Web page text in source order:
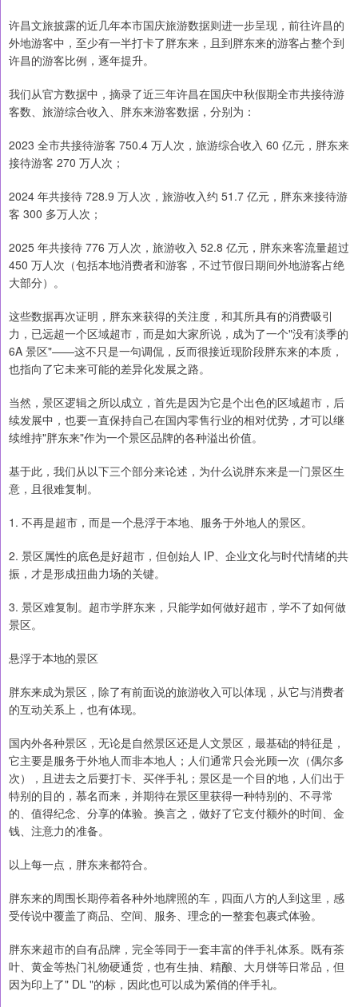
许昌文旅披露的近几年本市国庆旅游数据则进一步呈现，前往许昌的
外地游客中，至少有一半打卡了胖东来，且到胖东来的游客占整个到
许昌的游客比例，逐年提升。
我们从官方数据中，摘录了近三年许昌在国庆中秋假期全市共接待游
客数、旅游综合收入、胖东来游客数据，分别为：
2023 全市共接待游客 750.4 万人次，旅游综合收入 60 亿元，胖东来
接待游客 270 万人次；
2024 年共接待 728.9 万人次，旅游收入约 51.7 亿元，胖东来接待游
客 300 多万人次；
2025 年共接待 776 万人次，旅游收入 52.8 亿元，胖东来客流量超过
450 万人次（包括本地消费者和游客，不过节假日期间外地游客占绝
大部分）。
这些数据再次证明，胖东来获得的关注度，和其所具有的消费吸引
力，已远超一个区域超市，而是如大家所说，成为了一个"没有淡季的
6A 景区"——这不只是一句调侃，反而很接近现阶段胖东来的本质，
也指向了它未来可能的差异化发展之路。
当然，景区逻辑之所以成立，首先是因为它是个出色的区域超市，后
续发展中，也要一直保持自己在国内零售行业的相对优势，才可以继
续维持"胖东来"作为一个景区品牌的各种溢出价值。
基于此，我们从以下三个部分来论述，为什么说胖东来是一门景区生
意，且很难复制。
1. 不再是超市，而是一个悬浮于本地、服务于外地人的景区。
2. 景区属性的底色是好超市，但创始人 IP、企业文化与时代情绪的共
振，才是形成扭曲力场的关键。
3. 景区难复制。超市学胖东来，只能学如何做好超市，学不了如何做
景区。
悬浮于本地的景区
胖东来成为景区，除了有前面说的旅游收入可以体现，从它与消费者
的互动关系上，也有体现。
国内外各种景区，无论是自然景区还是人文景区，最基础的特征是，
它主要是服务于外地人而非本地人；人们通常只会光顾一次（偶尔多
次），且进去之后要打卡、买伴手礼；景区是一个目的地，人们出于
特别的目的，慕名而来，并期待在景区里获得一种特别的、不寻常
的、值得纪念、分享的体验。换言之，做好了它支付额外的时间、金
钱、注意力的准备。
以上每一点，胖东来都符合。
胖东来的周围长期停着各种外地牌照的车，四面八方的人到这里，感
受传说中覆盖了商品、空间、服务、理念的一整套包裹式体验。
胖东来超市的自有品牌，完全等同于一套丰富的伴手礼体系。既有茶
叶、黄金等热门礼物硬通货，也有生抽、精酿、大月饼等日常品，但
因为印上了" DL "的标，因此也可以成为紧俏的伴手礼。